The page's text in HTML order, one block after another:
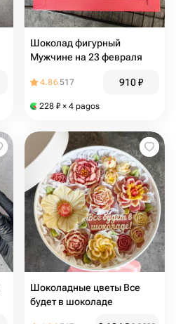
Шоколад фигурный
Мужчине на 23 февраля
4.86517 910₽
228 ₽ × 4 pagos
Шоколадные цветы Все
будет в шоколаде